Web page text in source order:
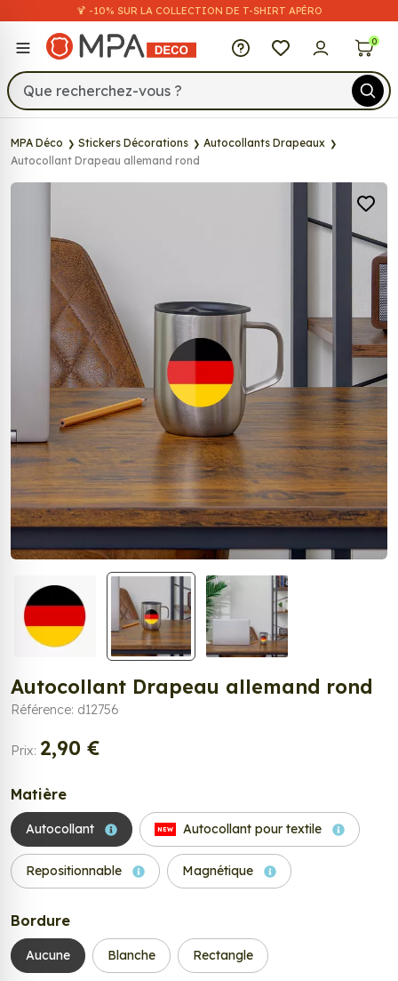
🍹 -10% SUR LA COLLECTION DE T-SHIRT APÉRO
MPA Déco 0
MPA Déco Stickers Décorations
Autocollants Drapeaux
Autocollant Drapeau allemand rond
Autocollant Drapeau allemand rond
Référence: d12756
Prix: 2,90 €
Matière
Autocollant NEW Autocollant pour textile
Repositionnable Magnétique
Bordure
Aucune Blanche Rectangle